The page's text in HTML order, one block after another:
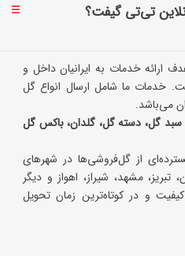
تی‌تی گیفت؟
ارائه خدمات به ایرانیان داخل و
خدمات ما شامل ارسال انواع گل
می‌باشد.
سبد گل، دسته گل، گلدان، باکس گل
از گل‌فروشی‌ها در شهرهای
تبریز، مشهد، شیراز، اهواز و دیگر
و در کوتاه‌ترین زمان تحویل